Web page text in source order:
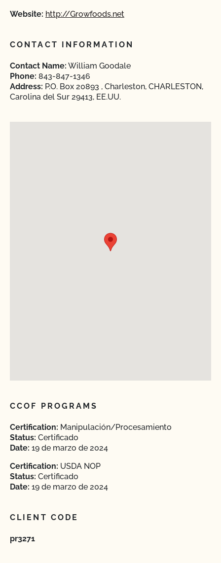
Website: http://Growfoods.net
CONTACT INFORMATION
Contact Name: William Goodale
Phone: 843-847-1346
Address: P.O. Box 20893 , Charleston, CHARLESTON,
Carolina del Sur 29413, EE.UU.
CCOF PROGRAMS
Certification: Manipulación/Procesamiento
Status: Certificado
Date: 19 de marzo de 2024
Certification: USDA NOP
Status: Certificado
Date: 19 de marzo de 2024
CLIENT CODE
pr3271